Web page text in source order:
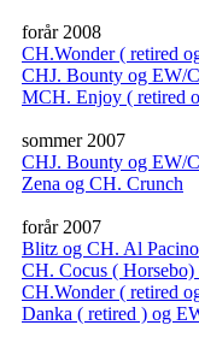
forår 2008
CH.Wonder ( retired
CHJ. Bounty og EW/
MCH. Enjoy ( retired
sommer 2007
CHJ. Bounty og EW/
Zena og CH. Crunch
forår 2007
Blitz og CH. Al
CH. Cocus ( Horsebo)
CH.Wonder ( retired
Danka ( retired ) og